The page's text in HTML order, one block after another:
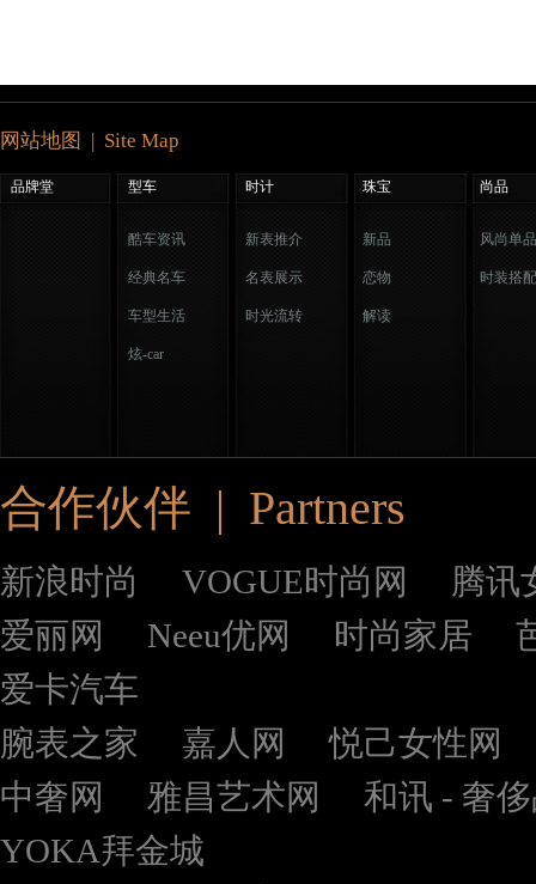
网站地图 | Site Map
品牌堂 型车 时计 珠宝 尚品
酷车资讯
经典名车
车型生活
炫-car
新表推介
名表展示
时光流转
新品
恋物
解读
风尚单品
时装搭配
合作伙伴 | Partners
新浪时尚 VOGUE时尚网
腾讯
爱丽网
Neeu优网 时尚家居
爱卡汽车
腕表之家
嘉人网
悦己女性网
中奢网
雅昌艺术网
和讯 - 奢
YOKA拜金城